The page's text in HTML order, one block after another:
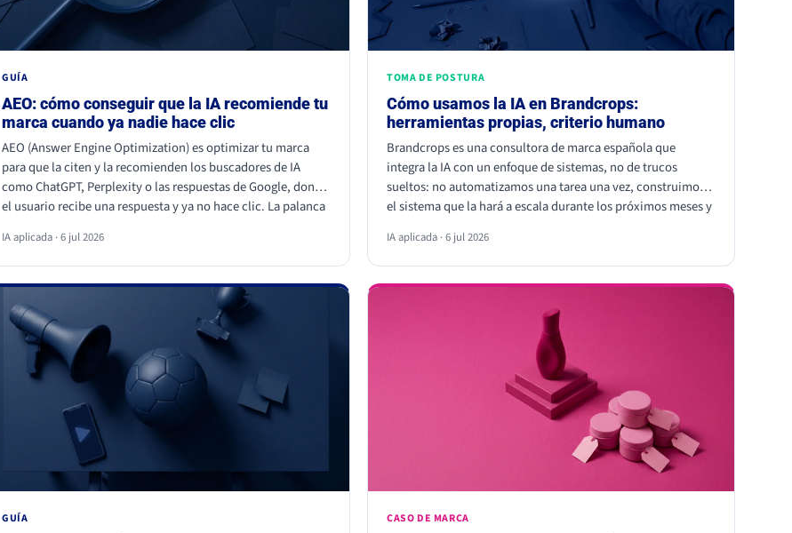
GUÍA
AEO: cómo conseguir que la IA recomiende tu
marca cuando ya nadie hace clic
AEO (Answer Engine Optimization) es optimizar tu marca
para que la citen y la recomienden los buscadores de IA
como ChatGPT, Perplexity o las respuestas de Google, donde
el usuario recibe una respuesta y ya no hace clic. La palanca
autoridad de terceros y demostrar experiencia real. Empieza
hoy, porque la IA ya decide a quién nombrar y a quién
ignorar.
IA aplicada · 6 jul 2026
TOMA DE POSTURA
Cómo usamos la IA en Brandcrops:
herramientas propias, criterio humano
Brandcrops es una consultora de marca española que
integra la IA con un enfoque de sistemas, no de trucos
sueltos: no automatizamos una tarea una vez, construimos
el sistema que la hará a escala durante los próximos meses y
con Claude en el día a día de todo el equipo (contenido,
presentaciones brandeadas, análisis de cuentas y
automatizaciones con HubSpot) y con herramientas propias
IA aplicada · 6 jul 2026
GUÍA CASO DE MARCA